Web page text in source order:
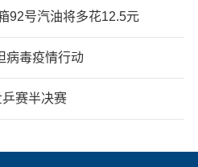
92号汽油将多花12.5元
病毒疫情行动
赛半决赛